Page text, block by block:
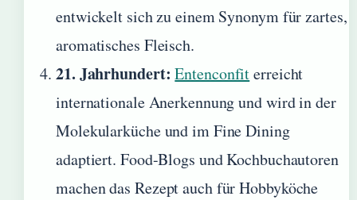
entwickelt sich zu einem Synonym für zartes,
aromatisches Fleisch.
21. Jahrhundert: Entenconfiterreicht
internationale Anerkennung und wird in der
Molekularküche und im Fine Dining
adaptiert. Food-Blogs und Kochbuchautoren
machen das Rezept auch für Hobbyköche